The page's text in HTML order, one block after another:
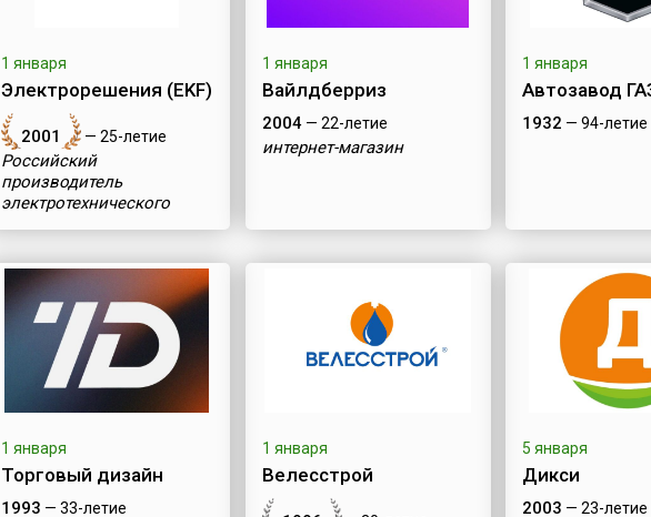
1 января
Электрорешения (EKF)
2001 — 25-летие
Российский
производитель
электротехнического
1 января
Вайлдберриз
2004— 22-летие
интернет-магазин
1 января
Автозавод
1932 — 94-летие
1 января
Торговый дизайн
1993 — 33-летие
1 января
Велесстрой
5 января
Дикси
2003 — 23-летие